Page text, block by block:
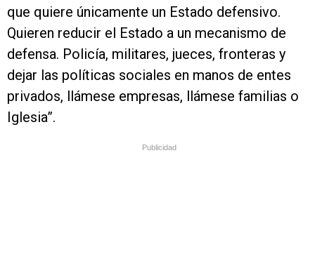
que quiere únicamente un Estado defensivo.
Quieren reducir el Estado a un mecanismo de
defensa. Policía, militares, jueces, fronteras y
dejar las políticas sociales en manos de entes
privados, llámese empresas, llámese familias o
Iglesia”.
Publicidad